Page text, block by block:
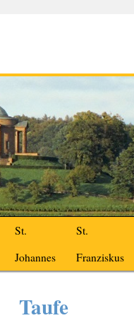
St.
Johannes
St.
Franziskus
Taufe